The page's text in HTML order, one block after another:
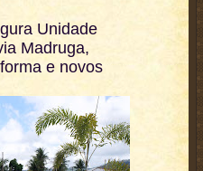
Unidade
Madruga,
e novos